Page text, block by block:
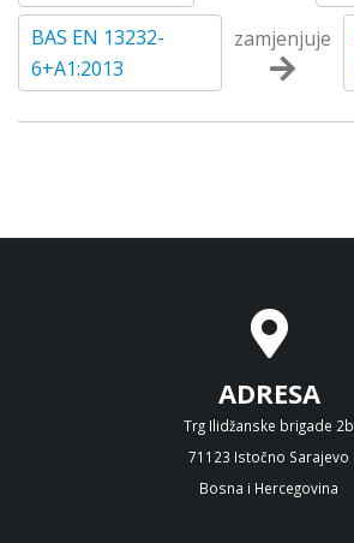
BAS EN 13232-
6+A1:2013
zamjenjuje
ADRESA
Trg Ilidžanske brigade 2b
71123 Istočno Sarajevo
Bosna i Hercegovina